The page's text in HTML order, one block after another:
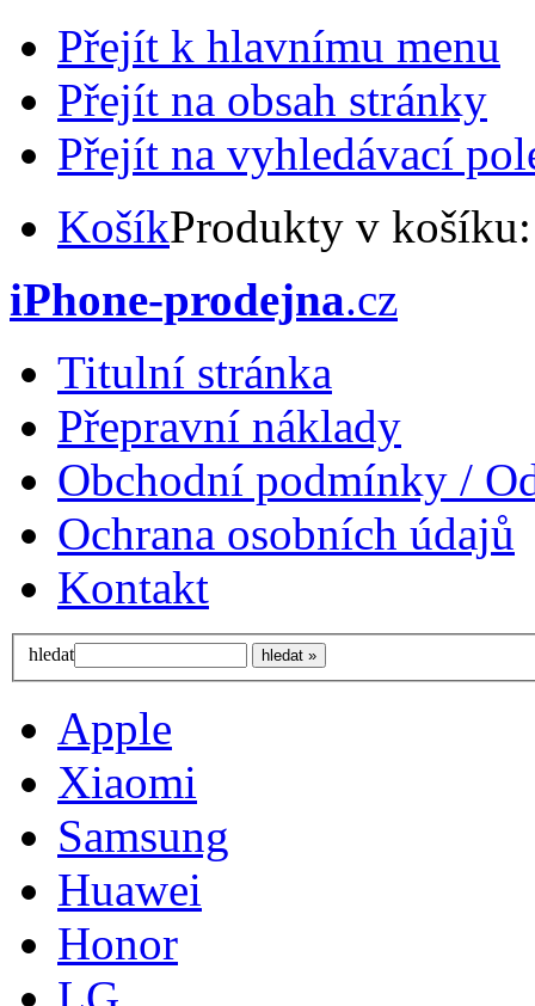
Přejít k hlavnímu menu
Přejít na obsah stránky
Přejít na vyhledávací
KošíkProdukty v
iPhone-prodejna.cz
Titulní stránka
Přepravní náklady
Obchodní podmínky /
Ochrana osobních údajů
Kontakt
hledat
Apple
Xiaomi
Samsung
Huawei
Honor